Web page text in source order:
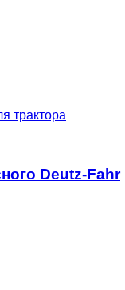
трактора
Deutz-Fahr